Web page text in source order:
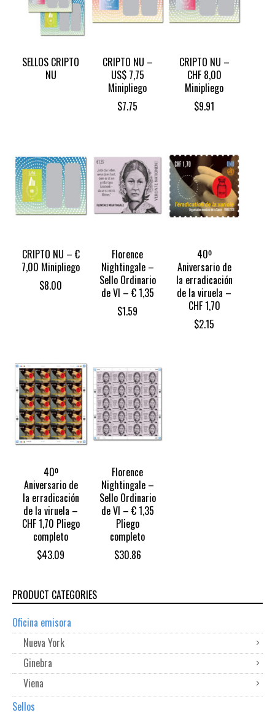
SELLOS CRIPTO
NU
CRIPTO NU –
US$ 7,75
Minipliego
$7.75
CRIPTO NU –
CHF 8,00
Minipliego
$9.91
CRIPTO NU – €
7,00 Minipliego
$8.00
Florence
Nightingale –
Sello Ordinario
de VI – € 1,35
$1.59
40º
Aniversario de
la erradicación
de la viruela –
CHF 1,70
$2.15
40º
Aniversario de
la erradicación
de la viruela –
CHF 1,70 Pliego
completo
$43.09
Florence
Nightingale –
Sello Ordinario
de VI – € 1,35
Pliego
completo
$30.86
PRODUCT CATEGORIES
Oficina emisora
Nueva York
Ginebra
Viena
Sellos